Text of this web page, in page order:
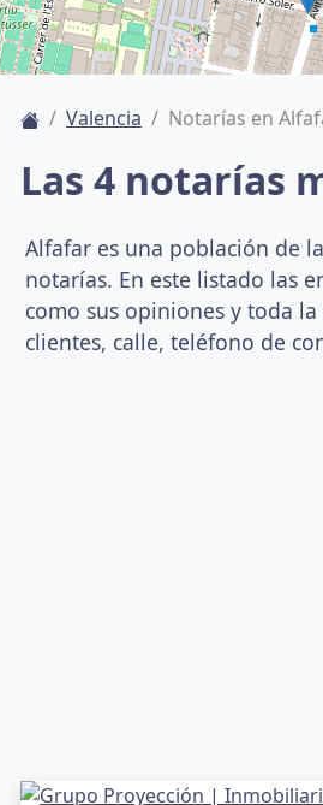
Valencia Notarías en
Las 4 notarías
Alfafar es una población de
notarías. En este listado las
como sus opiniones y toda
clientes, calle, teléfono de